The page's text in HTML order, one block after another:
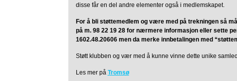
disse får en del andre elementer også i medlemskapet.
For å bli støttemedlem og være med på trekningen så
på m. 98 22 19 28 for nærmere informasjon eller sette
1602.48.20606 men da merke innbetalingen med
Støtt klubben og vær med å kunne vinne dette unike
Les mer på Tromsø